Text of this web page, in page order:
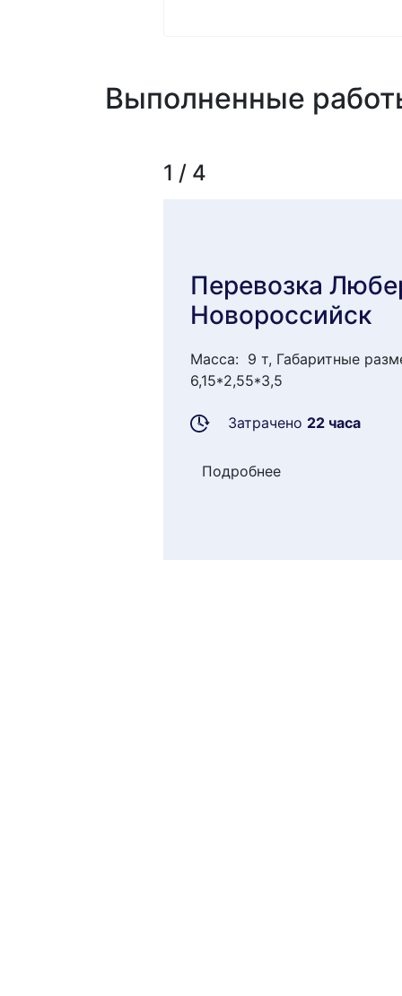
Выполненные
1 / 4
Перевозка
Новороссийск
Масса: 9 т, Габаритные
6,15*2,55*3,5
Затрачено 22 часа
Подробнее